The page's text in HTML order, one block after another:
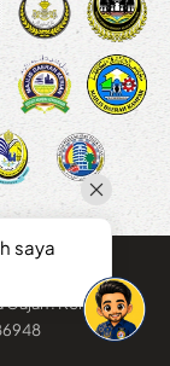
. Kemaskini :
saya